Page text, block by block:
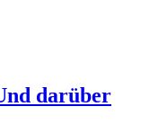
darüber